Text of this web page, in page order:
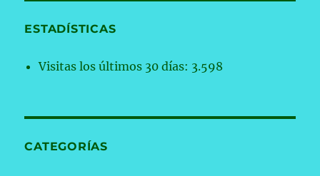
ESTADÍSTICAS
Visitas los últimos 30 días: 3.598
CATEGORÍAS